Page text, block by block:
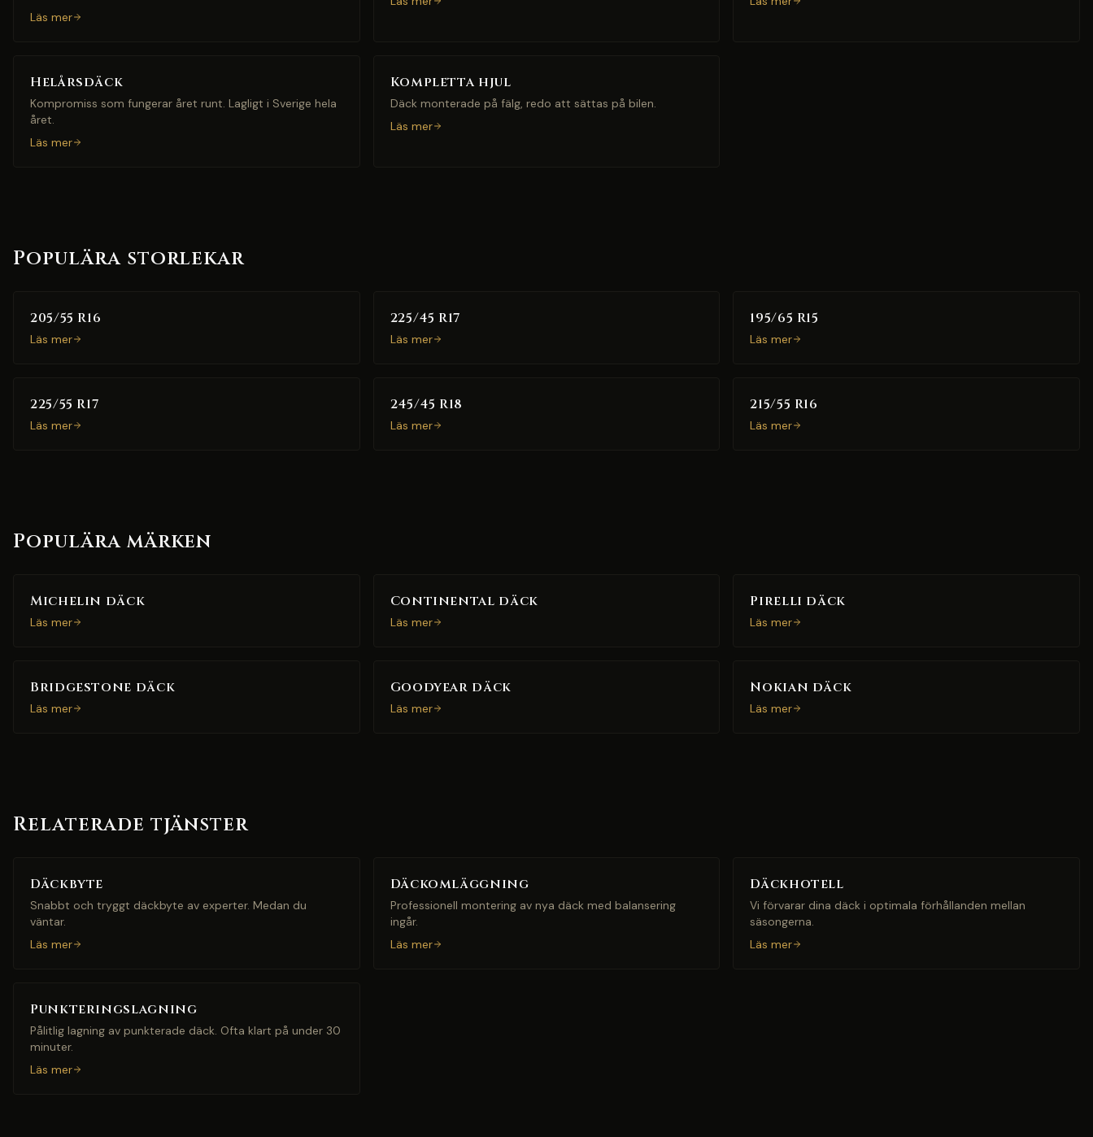
Läs mer
Helårsdäck
Kompromiss som fungerar året runt. Lagligt i Sverige hela
året.
Läs mer
Kompletta hjul
Däck monterade på fälg, redo att sättas på bilen.
Läs mer
Populära storlekar
205/55 R16
Läs mer
225/45 R17
Läs mer
195/65 R15
Läs mer
225/55 R17
Läs mer
245/45 R18
Läs mer
215/55 R16
Läs mer
Populära märken
Michelin däck
Läs mer
Continental däck
Läs mer
Pirelli däck
Läs mer
Bridgestone däck
Läs mer
Goodyear däck
Läs mer
Nokian däck
Läs mer
Relaterade tjänster
Däckbyte
Snabbt och tryggt däckbyte av experter. Medan du
väntar.
Läs mer
Däckomläggning
Professionell montering av nya däck med balansering
ingår.
Läs mer
Däckhotell
Vi förvarar dina däck i optimala förhållanden mellan
säsongerna.
Läs mer
Punkteringslagning
Pålitlig lagning av punkterade däck. Ofta klart på under 30
minuter.
Läs mer